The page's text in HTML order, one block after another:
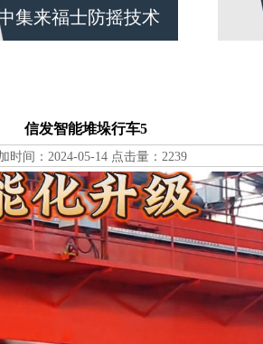
集来福士防摇技术
信发智能堆垛行车5
时间：2024-05-14 点击量：2239